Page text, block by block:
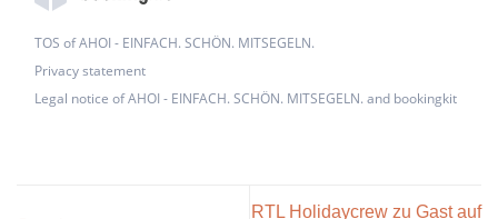
TOS of AHOI - EINFACH. SCHÖN. MITSEGELN.
Privacy statement
Legal notice of AHOI - EINFACH. SCHÖN. MITSEGELN. and bookingkit
RTL Holidaycrew zu Gast auf